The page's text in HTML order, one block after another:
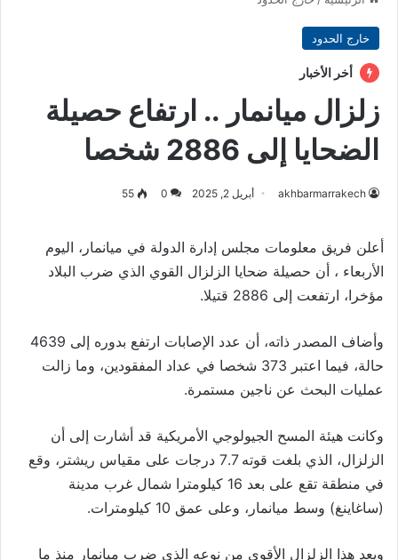
خارج الحدود
أخر الأخبار
زلزال ميانمار .. ارتفاع حصيلة
الضحايا إلى 2886 شخصا
akhbarmarrakech أبريل 2, 2025 0
55
أعلن فريق معلومات مجلس إدارة الدولة في ميانمار، اليوم
الأربعاء ، أن حصيلة ضحايا الزلزال القوي الذي ضرب البلاد
مؤخرا، ارتفعت إلى 2886 قتيلا.
وأضاف المصدر ذاته، أن عدد الإصابات ارتفع بدوره إلى 4639
حالة، فيما اعتبر 373 شخصا في عداد المفقودين، وما زالت
عمليات البحث عن ناجين مستمرة.
وكانت هيئة المسح الجيولوجي الأمريكية قد أشارت إلى أن
الزلزال، الذي بلغت قوته 7.7 درجات على مقياس ريشتر، وقع
في منطقة تقع على بعد 16 كيلومترا شمال غرب مدينة
(ساغاينغ) وسط ميانمار، وعلى عمق 10 كيلومترات.
ويعد هذا الزلزال الأقوى من نوعه الذي ضرب ميانمار منذ ما